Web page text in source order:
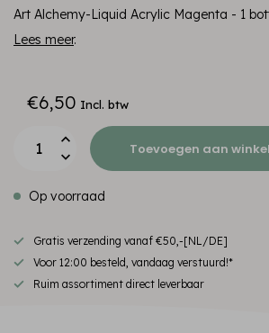
Art Alchemy-Liquid Acrylic Magenta - 1
Lees meer.
€6,50 Incl. btw
Toevoegen aan
Op voorraad
Gratis verzending vanaf €50,-[NL/DE]
Voor 12:00 besteld, vandaag verstuurd!*
Ruim assortiment direct leverbaar